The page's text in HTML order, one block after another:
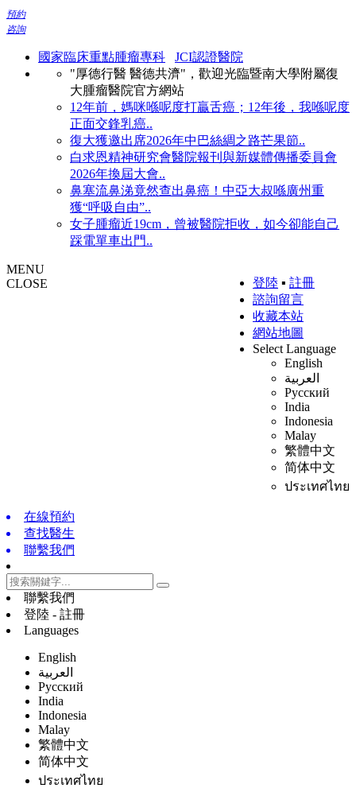
預約
咨詢
國家臨床重點腫瘤專科
JCI認證醫院
"厚德行醫 醫德共濟"，歡迎光臨暨南大學附屬復
大腫瘤醫院官方網站
12年前，媽咪喺呢度打贏舌癌；12年後，我喺呢度
正面交鋒乳癌..
復大獲邀出席2026年中巴絲綢之路芒果節..
白求恩精神研究會醫院報刊與新媒體傳播委員會
2026年換屆大會..
鼻塞流鼻涕竟然查出鼻癌！中亞大叔喺廣州重
獲“呼吸自由”..
女子腫瘤近19cm，曾被醫院拒收，如今卻能自己
踩電單車出門..
登陸 ▪ 註冊
諮詢留言
收藏本站
網站地圖
Select Language
English
العربية
Русский
India
Indonesia
Malay
繁體中文
简体中文
ประเทศไทย
MENU
CLOSE
在線預約
查找醫生
聯繫我們
聯繫我們
登陸 - 註冊
Languages
English
العربية
Русский
India
Indonesia
Malay
繁體中文
简体中文
ประเทศไทย